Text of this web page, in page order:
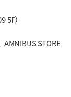
5F）
STORE